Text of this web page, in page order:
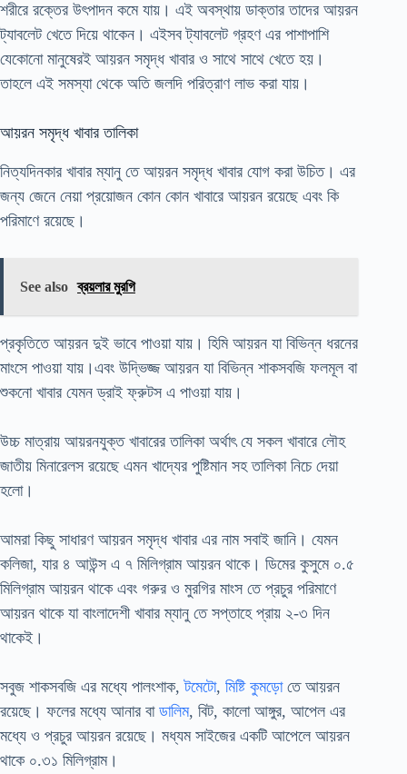
শরীরে রক্তের উৎপাদন কমে যায়। এই অবস্থায় ডাক্তার তাদের আয়রন
ট্যাবলেট খেতে দিয়ে থাকেন। এইসব ট্যাবলেট গ্রহণ এর পাশাপাশি
যেকোনো মানুষেরই আয়রন সমৃদ্ধ খাবার ও সাথে সাথে খেতে হয়।
তাহলে এই সমস্যা থেকে অতি জলদি পরিত্রাণ লাভ করা যায়।
আয়রন সমৃদ্ধ খাবার তালিকা
নিত্যদিনকার খাবার ম্যানু তে আয়রন সমৃদ্ধ খাবার যোগ করা উচিত। এর
জন্য জেনে নেয়া প্রয়োজন কোন কোন খাবারে আয়রন রয়েছে এবং কি
পরিমাণে রয়েছে।
See also ব্রয়লার মুরগি
প্রকৃতিতে আয়রন দুই ভাবে পাওয়া যায়। হিমি আয়রন যা বিভিন্ন ধরনের
মাংসে পাওয়া যায়।এবং উদ্ভিজ্জ আয়রন যা বিভিন্ন শাকসবজি ফলমূল বা
শুকনো খাবার যেমন ড্রাই ফ্রুটস এ পাওয়া যায়।
উচ্চ মাত্রায় আয়রনযুক্ত খাবারের তালিকা অর্থাৎ যে সকল খাবারে লৌহ
জাতীয় মিনারেলস রয়েছে এমন খাদ্যের পুষ্টিমান সহ তালিকা নিচে দেয়া
হলো।
আমরা কিছু সাধারণ আয়রন সমৃদ্ধ খাবার এর নাম সবাই জানি। যেমন
কলিজা, যার ৪ আউন্স এ ৭ মিলিগ্রাম আয়রন থাকে। ডিমের কুসুমে ০.৫
মিলিগ্রাম আয়রন থাকে এবং গরুর ও মুরগির মাংস তে প্রচুর পরিমাণে
আয়রন থাকে যা বাংলাদেশী খাবার ম্যানু তে সপ্তাহে প্রায় ২-৩ দিন
থাকেই।
সবুজ শাকসবজি এর মধ্যে পালংশাক,টমেটো, মিষ্টি কুমড়োতে আয়রন
রয়েছে। ফলের মধ্যে আনার বা ডালিম, বিট, কালো আঙ্গুর, আপেল এর
মধ্যে ও প্রচুর আয়রন রয়েছে। মধ্যম সাইজের একটি আপেলে আয়রন
থাকে ০.৩১ মিলিগ্রাম।